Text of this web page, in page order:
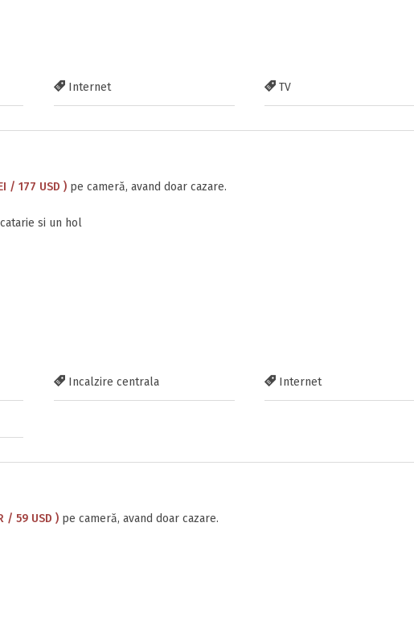
Internet TV
/ 177 USD ) pe cameră, avand doar cazare.
si un hol
Incalzire centrala Internet
/ 59 USD ) pe cameră, avand doar cazare.